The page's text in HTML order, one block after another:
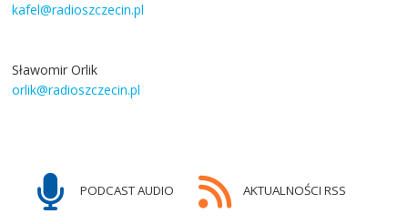
kafel@radioszczecin.pl
Sławomir Orlik
orlik@radioszczecin.pl
PODCAST AUDIO AKTUALNOŚCI RSS